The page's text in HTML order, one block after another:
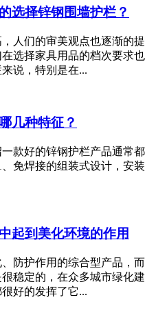
选择锌钢围墙护栏？
人们的审美观点也逐渐的提
选择家具用品的档次要求也
说，特别是在...
几种特征？
款好的锌钢护栏产品通常都
免焊接的组装式设计，安装
起到美化环境的作用
防护作用的综合型产品，而
稳定的，在众多城市绿化建
好的发挥了它...